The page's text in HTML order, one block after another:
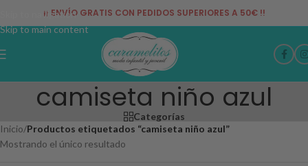
Skip to navigation
Skip to main content
¡¡ ENVÍO GRATIS CON PEDIDOS SUPERIORES A 50€ !!
camiseta niño azul
Categorías
Inicio/Productos etiquetados “camiseta niño azul”
Mostrando el único resultado